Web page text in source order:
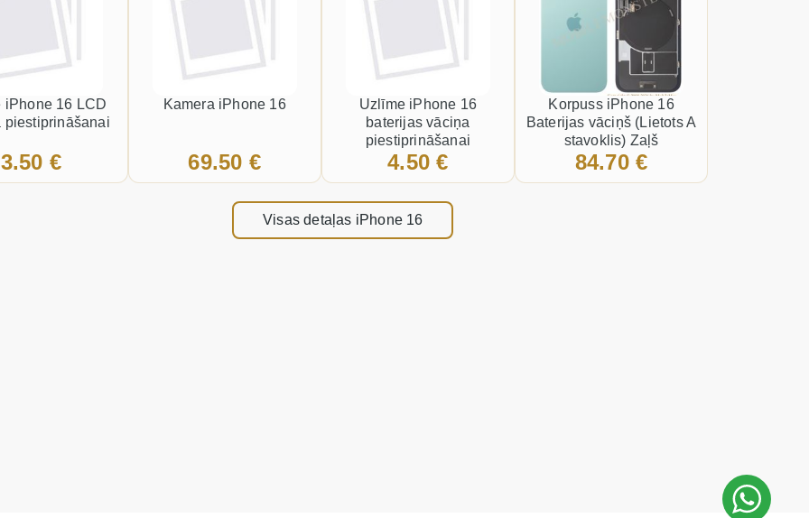
iPhone 16 LCD
piestiprināšanai
3.50 €
Kamera iPhone 16
69.50 €
Uzlīme iPhone 16
baterijas vāciņa
piestiprināšanai
4.50 €
Korpuss iPhone 16
Baterijas vāciņš (Lietots A
stavoklis) Zaļš
84.70 €
Visas detaļas iPhone 16